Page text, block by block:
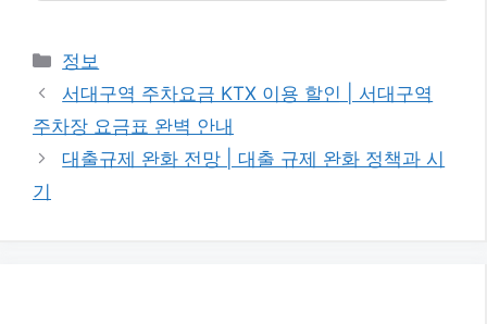
카
테
고
리
정보
서대구역 주차요금 KTX 이용 할인 | 서대구역
주차장 요금표 완벽 안내
대출규제 완화 전망 | 대출 규제 완화 정책과 시
기